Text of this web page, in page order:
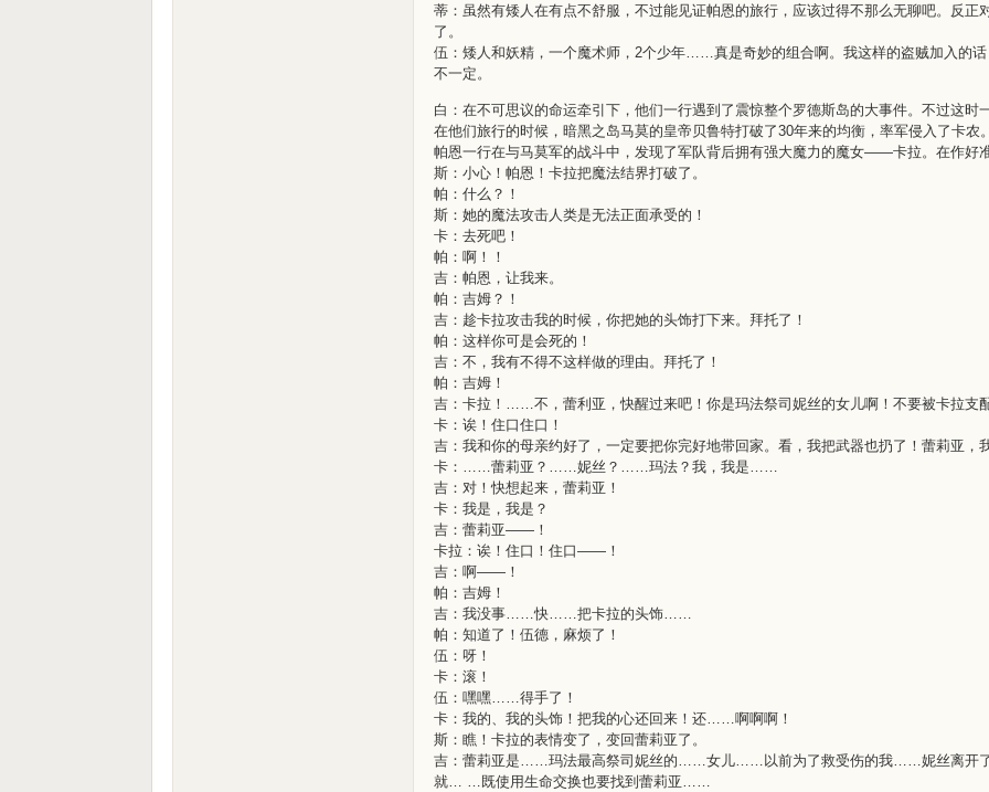
蒂：虽然有矮人在有点不舒服，不过能见证帕恩的旅行，应该过得不那么无聊吧。反正
了。
伍：矮人和妖精，一个魔术师，2个少年……真是奇妙的组合啊。我这样的盗贼加入的
不一定。
白：在不可思议的命运牵引下，他们一行遇到了震惊整个罗德斯岛的大事件。不过这时
在他们旅行的时候，暗黑之岛马莫的皇帝贝鲁特打破了30年来的均衡，率军侵入了卡农。
帕恩一行在与马莫军的战斗中，发现了军队背后拥有强大魔力的魔女——卡拉。在作好
斯：小心！帕恩！卡拉把魔法结界打破了。
帕：什么？！
斯：她的魔法攻击人类是无法正面承受的！
卡：去死吧！
帕：啊！！
吉：帕恩，让我来。
帕：吉姆？！
吉：趁卡拉攻击我的时候，你把她的头饰打下来。拜托了！
帕：这样你可是会死的！
吉：不，我有不得不这样做的理由。拜托了！
帕：吉姆！
吉：卡拉！……不，蕾利亚，快醒过来吧！你是玛法祭司妮丝的女儿啊！不要被卡拉支
卡：诶！住口住口！
吉：我和你的母亲约好了，一定要把你完好地带回家。看，我把武器也扔了！蕾莉亚，
卡：……蕾莉亚？……妮丝？……玛法？我，我是……
吉：对！快想起来，蕾莉亚！
卡：我是，我是？
吉：蕾莉亚——！
卡拉：诶！住口！住口——！
吉：啊——！
帕：吉姆！
吉：我没事……快……把卡拉的头饰……
帕：知道了！伍德，麻烦了！
伍：呀！
卡：滚！
伍：嘿嘿……得手了！
卡：我的、我的头饰！把我的心还回来！还……啊啊啊！
斯：瞧！卡拉的表情变了，变回蕾莉亚了。
吉：蕾莉亚是……玛法最高祭司妮丝的……女儿……以前为了救受伤的我……妮丝离开
就… …既使用生命交换也要找到蕾莉亚……